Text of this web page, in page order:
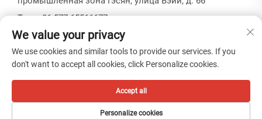
Тел.:+86-577-65566677
Электронная почта:[email protected]
Политика конфиденциальности
We value your privacy
We use cookies and similar tools to provide our services. If you
don't want to accept all cookies, click Personalize cookies.
Personalize cookies
Accept all